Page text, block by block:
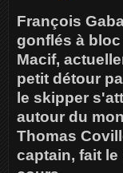
François
gonflés à bloc
Macif,
petit détour
le skipper
autour du
Thomas
captain, fait